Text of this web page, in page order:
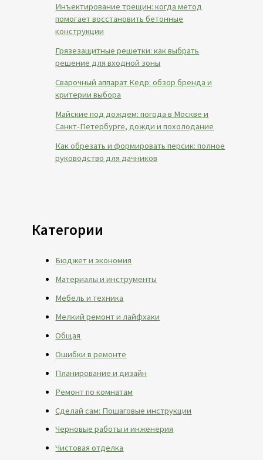
Инъектирование трещин: когда метод
помогает восстановить бетонные
конструкции
Грязезащитные решетки: как выбрать
решение для входной зоны
Сварочный аппарат Кедр: обзор бренда и
критерии выбора
Майские под дождем: погода в Москве и
Санкт-Петербурге, дожди и похолодание
Как обрезать и формировать персик: полное
руководство для дачников
Категории
Бюджет и экономия
Материалы и инструменты
Мебель и техника
Мелкий ремонт и лайфхаки
Общая
Ошибки в ремонте
Планирование и дизайн
Ремонт по комнатам
Сделай сам: Пошаговые инструкции
Черновые работы и инженерия
Чистовая отделка